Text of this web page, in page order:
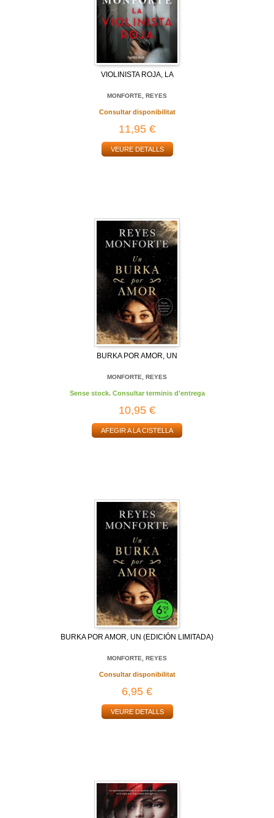
VIOLINISTA ROJA, LA
MONFORTE, REYES
Consultar disponibilitat
11,95 €
VEURE DETALLS
BURKA POR AMOR, UN
MONFORTE, REYES
Sense stock. Consultar terminis d'entrega
10,95 €
AFEGIR A LA CISTELLA
BURKA POR AMOR, UN (EDICIÓN LIMITADA)
MONFORTE, REYES
Consultar disponibilitat
6,95 €
VEURE DETALLS